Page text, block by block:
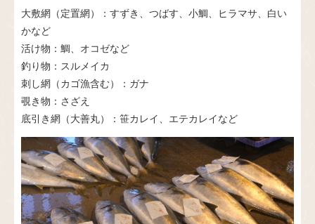
大敷網（定置網）：すずき、つばす、小鯛、ヒラマサ、白い
かなど
活け物：鯛、オコゼなど
釣り物：スルメイカ
刺し網（カゴ漁含む）：ガナ
覗き物：さざえ
底引き網（大善丸）：笹カレイ、エテカレイなど